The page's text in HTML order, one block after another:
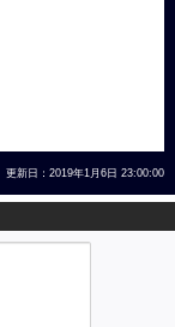
更新日：2019年1月6日 23:00:00